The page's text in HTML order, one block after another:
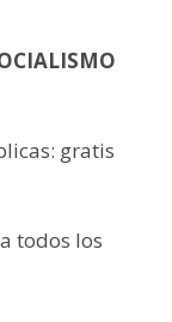
gratis
todos los